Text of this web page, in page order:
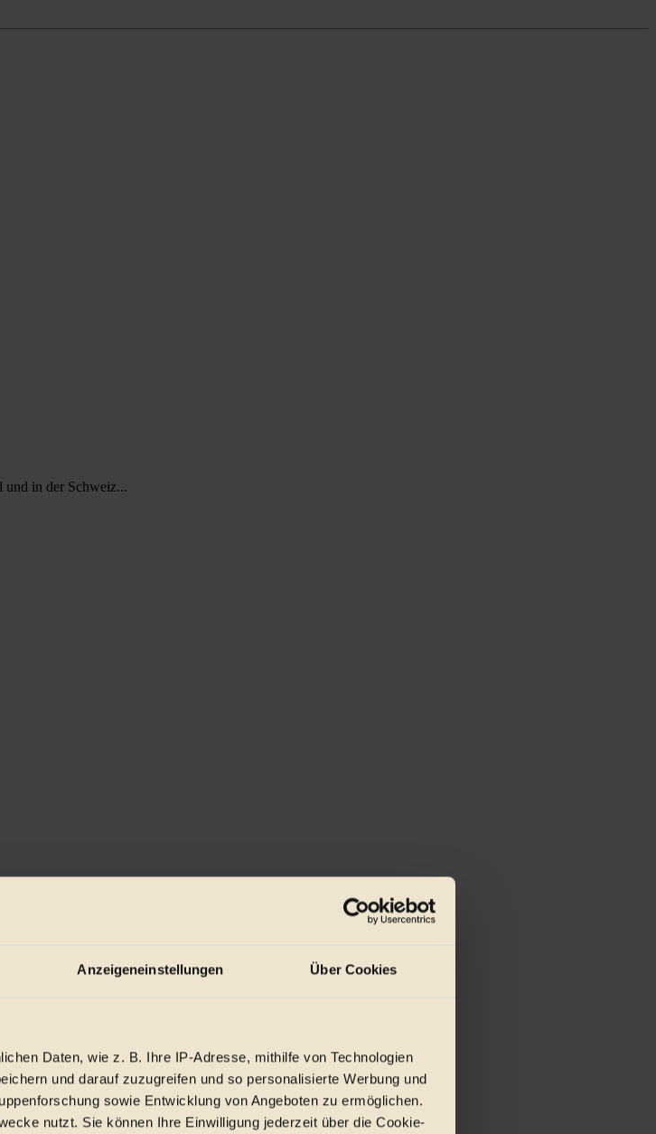
Anzeigeneinstellungen Über Cookies
Daten, wie z. B. Ihre IP-Adresse, mithilfe von Technologien
und darauf zuzugreifen und so personalisierte Werbung und
sowie Entwicklung von Angeboten zu ermöglichen.
nutzt. Sie können Ihre Einwilligung jederzeit über die Cookie-
und in der Schweiz...
verspeist werden...